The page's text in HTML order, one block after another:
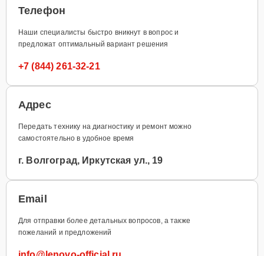
Телефон
Наши специалисты быстро вникнут в вопрос и
предложат оптимальный вариант решения
+7 (844) 261-32-21
Адрес
Передать технику на диагностику и ремонт можно
самостоятельно в удобное время
г. Волгоград, Иркутская ул., 19
Email
Для отправки более детальных вопросов, а также
пожеланий и предложений